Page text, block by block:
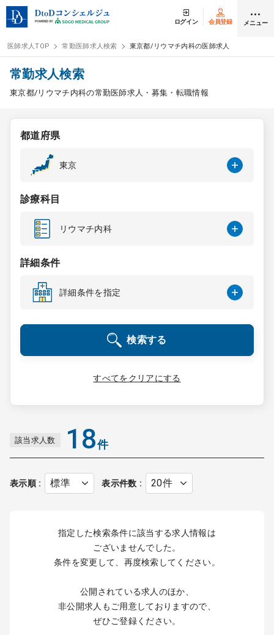
ログイン 会員登録 メニュー
ログイン
医師求人
常勤検索
スポット検索
DtoDの転職・
コンサルタント
成功事例
転職ノウハウ
受付時間 9:00 ～ 18:00（平日）
0120-337-613
クリニック開業
採用をお考えの医療機関の方
医師求人TOP 常勤医師求人検索 東京都/リウマチ内科の医師求人
常勤求人検索
東京都/リウマチ内科の常勤医師求人・募集・転職情報
都道府県
東京
診療科目
リウマチ内科
詳細条件
詳細条件を指定
検索する
すべてをクリアにする
該当求人数 18件
表示順 表示件数
指定した検索条件に該当する求人情報は
ございませんでした。
条件を変更して、再度検索してください。
公開されている求人のほか、
非公開求人もご用意しておりますので、
ぜひご登録ください。